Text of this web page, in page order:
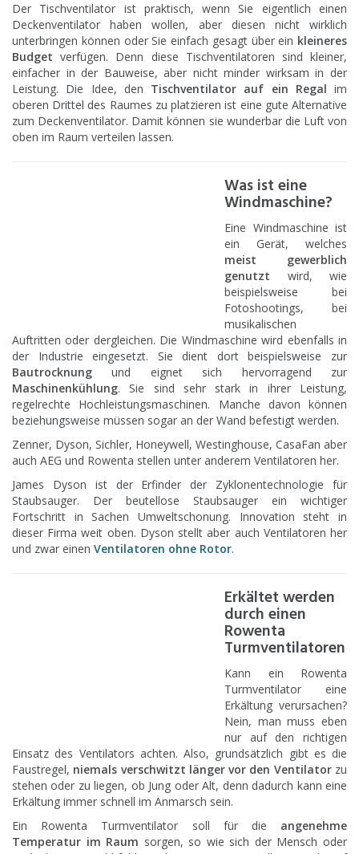
Der Tischventilator ist praktisch, wenn Sie eigentlich einen
Deckenventilator haben wollen, aber diesen nicht wirklich
unterbringen können oder Sie einfach gesagt über ein kleineres
Budget verfügen. Denn diese Tischventilatoren sind kleiner,
einfacher in der Bauweise, aber nicht minder wirksam in der
Leistung. Die Idee, den Tischventilator auf ein Regal im
oberen Drittel des Raumes zu platzieren ist eine gute Alternative
zum Deckenventilator. Damit können sie wunderbar die Luft von
oben im Raum verteilen lassen.
Was ist eine
Windmaschine?
Eine Windmaschine ist
ein Gerät, welches
meist gewerblich
genutzt wird, wie
beispielsweise bei
Fotoshootings, bei
musikalischen
Auftritten oder dergleichen. Die Windmaschine wird ebenfalls in
der Industrie eingesetzt. Sie dient dort beispielsweise zur
Bautrocknung und eignet sich hervorragend zur
Maschinenkühlung. Sie sind sehr stark in ihrer Leistung,
regelrechte Hochleistungsmaschinen. Manche davon können
beziehungsweise müssen sogar an der Wand befestigt werden.
Zenner, Dyson, Sichler, Honeywell, Westinghouse, CasaFan aber
auch AEG und Rowenta stellen unter anderem Ventilatoren her.
James Dyson ist der Erfinder der Zyklonentechnologie für
Staubsauger. Der beutellose Staubsauger ein wichtiger
Fortschritt in Sachen Umweltschonung. Innovation steht in
dieser Firma weit oben. Dyson stellt aber auch Ventilatoren her
und zwar einen Ventilatoren ohne Rotor.
Erkältet werden
durch einen
Rowenta
Turmventilatoren
Kann ein Rowenta
Turmventilator eine
Erkältung verursachen?
Nein, man muss eben
nur auf den richtigen
Einsatz des Ventilators achten. Also, grundsätzlich gibt es die
Faustregel, niemals verschwitzt länger vor den Ventilatorzu
stehen oder zu liegen, ob Jung oder Alt, denn dadurch kann eine
Erkältung immer schnell im Anmarsch sein.
Ein Rowenta Turmventilator soll für die angenehme
Temperatur im Raum sorgen, so wie sich der Mensch oder